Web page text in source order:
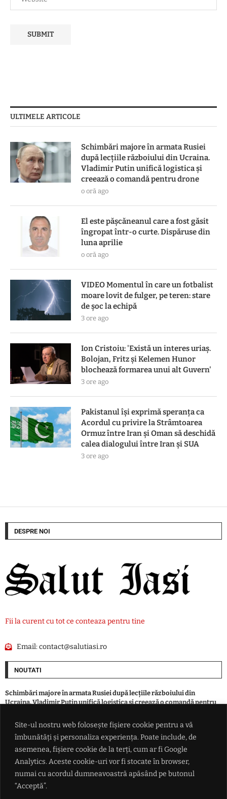
Site-ul nostru web folosește fișiere cookie pentru a vă
îmbunătăți și personaliza experiența. Poate include, de
asemenea, fișiere cookie de la terți, cum ar fi Google
Analytics. Aceste cookie-uri vor fi stocate în browser,
numai cu acordul dumneavoastră apăsând pe butonul
“Acceptă”.
ULTIMELE ARTICOLE
Schimbări majore în armata Rusiei
după lecțiile războiului din Ucraina.
Vladimir Putin unifică logistica și
creează o comandă pentru drone
o oră ago
El este pășcăneanul care a fost găsit
îngropat într-o curte. Dispăruse din
luna aprilie
o oră ago
VIDEO Momentul în care un fotbalist
moare lovit de fulger, pe teren: stare
de șoc la echipă
3 ore ago
Ion Cristoiu: 'Există un interes uriaș.
Bolojan, Fritz și Kelemen Hunor
blochează formarea unui alt Guvern'
3 ore ago
Pakistanul îşi exprimă speranţa ca
Acordul cu privire la Strâmtoarea
Ormuz între Iran şi Oman să deschidă
calea dialogului între Iran şi SUA
3 ore ago
DESPRE NOI
Fii la curent cu tot ce conteaza pentru tine
Email:contact@salutiasi.ro
NOUTATI
Schimbări majore în armata Rusiei după lecțiile războiului din
Ucraina. Vladimir Putin unifică logistica și creează o comandă pentru
El este pășcăneanul care a fost găsit îngropat într-o curte. Dispăruse
din luna aprilie
VIDEO Momentul în care un fotbalist moare lovit de fulger, pe teren:
stare de șoc la echipă